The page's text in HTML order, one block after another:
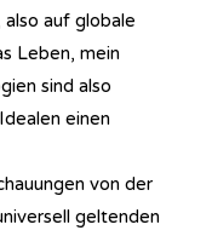
auf globale
Leben, mein
sind also
einen
von der
geltenden